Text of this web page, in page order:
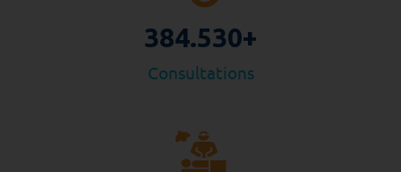
Consultations
384.530+